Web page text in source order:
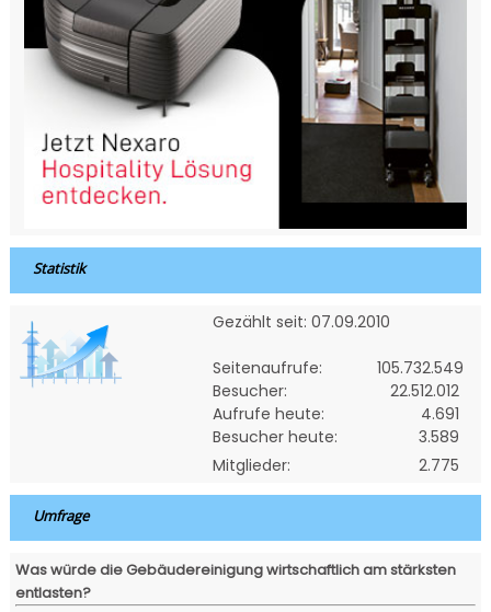
Statistik
Gezählt seit: 07.09.2010
Seitenaufrufe:
105.732.549
Besucher:
22.512.012
Aufrufe heute:
4.691
Besucher heute:
3.589
Mitglieder:
2.775
Umfrage
Was würde die Gebäudereinigung wirtschaftlich am stärksten
entlasten?